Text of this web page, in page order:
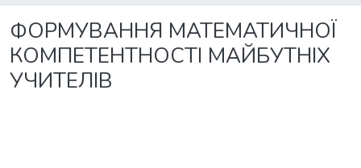
ФОРМУВАННЯ МАТЕМАТИЧНОЇ
КОМПЕТЕНТНОСТІ МАЙБУТНІХ
УЧИТЕЛІВ